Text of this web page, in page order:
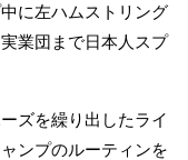
に左ハムストリング
業団まで日本人スプ
ズを繰り出したライ
ンプのルーティンを